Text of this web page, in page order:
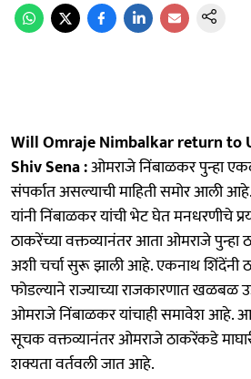
Will Omraje Nimbalkar return to
Shiv Sena :ओमराजे निंबाळकर पुन्हा
संपर्कात असल्याची माहिती समोर आली
यांनी निंबाळकर यांची भेट घेत मनधरणीचे
ठाकरेंच्या वक्तव्यानंतर आता ओमराजे पुन्हा
अशी चर्चा सुरू झाली आहे. एकनाथ शिंदेंनी
फोडल्याने राज्याच्या राजकारणात खळबळ
ओमराजे निंबाळकर यांचाही समावेश आहे.
सूचक वक्तव्यानंतर ओमराजे ठाकरेंकडे
शक्यता वर्तवली जात आहे.